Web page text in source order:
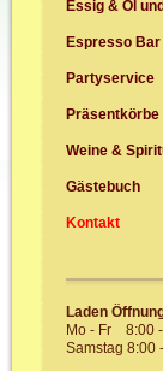
Essig & Öl
Espresso
Partyservice
Weine &
Gästebuch
Kontakt
Laden
Mo - Fr 8:00
Samstag 8:00